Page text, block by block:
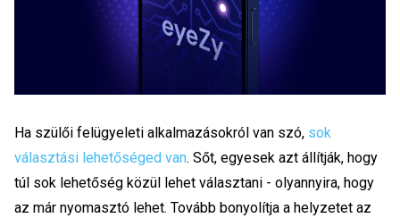
Ha szülői felügyeleti alkalmazásokról van szó, sok
választási lehetőséged van. Sőt, egyesek azt állítják, hogy
túl sok lehetőség közül lehet választani - olyannyira, hogy
az már nyomasztó lehet. Tovább bonyolítja a helyzetet az